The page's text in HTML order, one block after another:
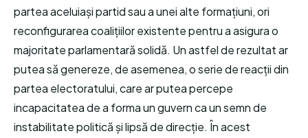
partea aceluiași partid sau a unei alte formațiuni, ori
reconfigurarea coalițiilor existente pentru a asigura o
majoritate parlamentară solidă. Un astfel de rezultat ar
putea să genereze, de asemenea, o serie de reacții din
partea electoratului, care ar putea percepe
incapacitatea de a forma un guvern ca un semn de
instabilitate politică și lipsă de direcție. În acest